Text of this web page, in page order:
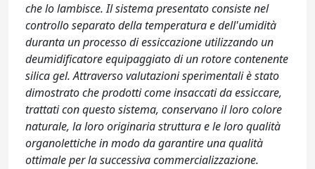
che lo lambisce. Il sistema presentato consiste nel
controllo separato della temperatura e dell'umidità
duranta un processo di essiccazione utilizzando un
deumidificatore equipaggiato di un rotore contenente
silica gel. Attraverso valutazioni sperimentali è stato
dimostrato che prodotti come insaccati da essiccare,
trattati con questo sistema, conservano il loro colore
naturale, la loro originaria struttura e le loro qualità
organolettiche in modo da garantire una qualità
ottimale per la successiva commercializzazione.